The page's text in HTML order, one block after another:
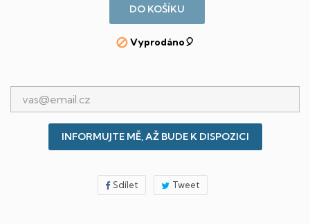
DO KOŠÍKU
Vyprodáno🎈
INFORMUJTE MĚ, AŽ BUDE K DISPOZICI
Sdílet Tweet